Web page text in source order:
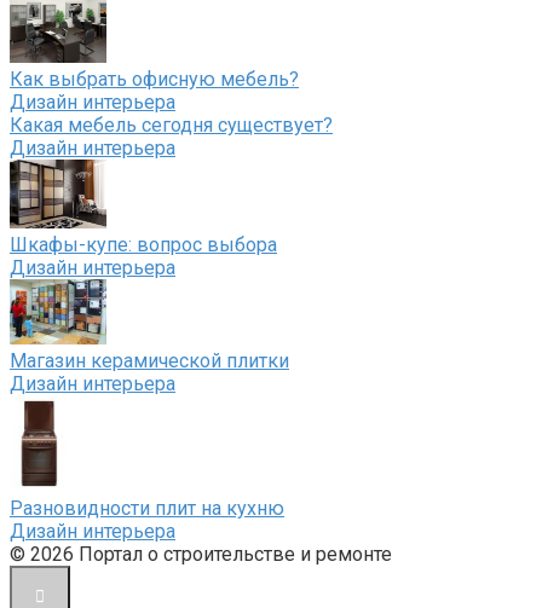
Как выбрать офисную мебель?
Дизайн интерьера
Какая мебель сегодня существует?
Дизайн интерьера
Шкафы-купе: вопрос выбора
Дизайн интерьера
Магазин керамической плитки
Дизайн интерьера
Разновидности плит на кухню
Дизайн интерьера
© 2026 Портал о строительстве и ремонте